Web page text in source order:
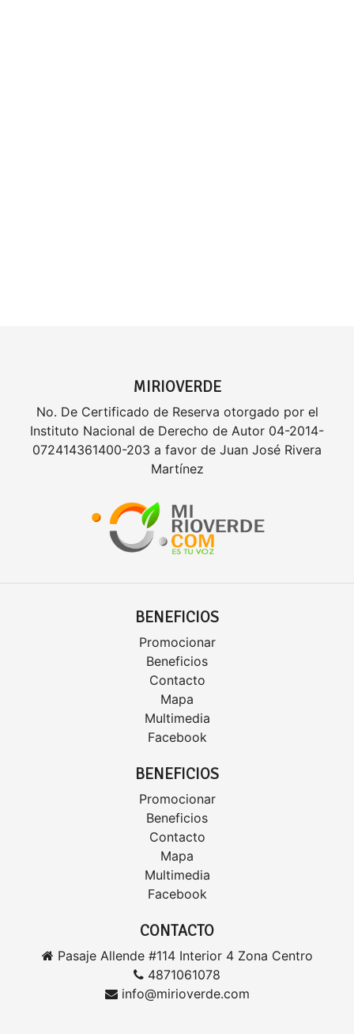
MIRIOVERDE
No. De Certificado de Reserva otorgado por el
Instituto Nacional de Derecho de Autor 04-2014-
072414361400-203 a favor de Juan José Rivera
Martínez
BENEFICIOS
Promocionar
Beneficios
Contacto
Mapa
Multimedia
Facebook
BENEFICIOS
Promocionar
Beneficios
Contacto
Mapa
Multimedia
Facebook
CONTACTO
Pasaje Allende #114 Interior 4 Zona Centro
4871061078
info@mirioverde.com